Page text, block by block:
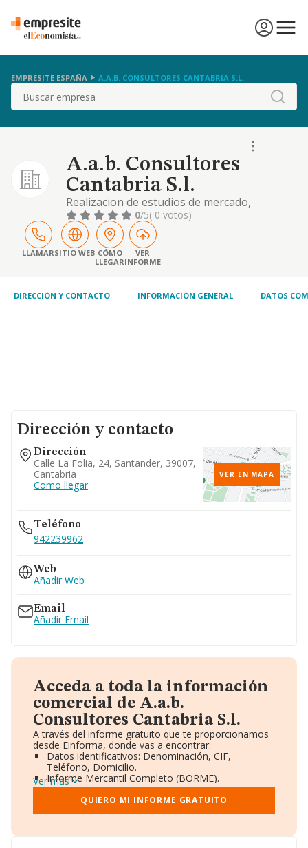
EMPRESITE ESPAÑA A.A.B. CONSULTORES CANTABRIA S.L.
Buscar
A.a.b. Consultores
Cantabria S.l.
Realizacion de estudios de mercado,
estudios de opinion, de habitos de compra,
asi como los servicios de informacion e
investigacion comercial.
0/5( 0 votos)
LLAMARSITIO WEB CÓMO
LLEGAR
VER
INFORME
DIRECCIÓN Y CONTACTO INFORMACIÓN GENERAL DATOS
Dirección y contacto
Dirección
Calle La Folia, 24, Santander, 39007,
Cantabria
Como llegar
VER EN MAPA
Teléfono
942239962
Web
Añadir Web
Email
Añadir Email
Acceda a toda la información
comercial de A.a.b.
Consultores Cantabria S.l.
A través del informe gratuito que te proporcionamos
desde Einforma, donde vas a encontrar:
Datos identificativos: Denominación, CIF,
Teléfono, Domicilio.
Informe Mercantil Completo (BORME).
Gráficos de Evolución Ventas y Empleados.
Consejo de Administración y Administradores.
Directivos y Ejecutivos.
Ver más
QUIERO MI INFORME GRATUITO